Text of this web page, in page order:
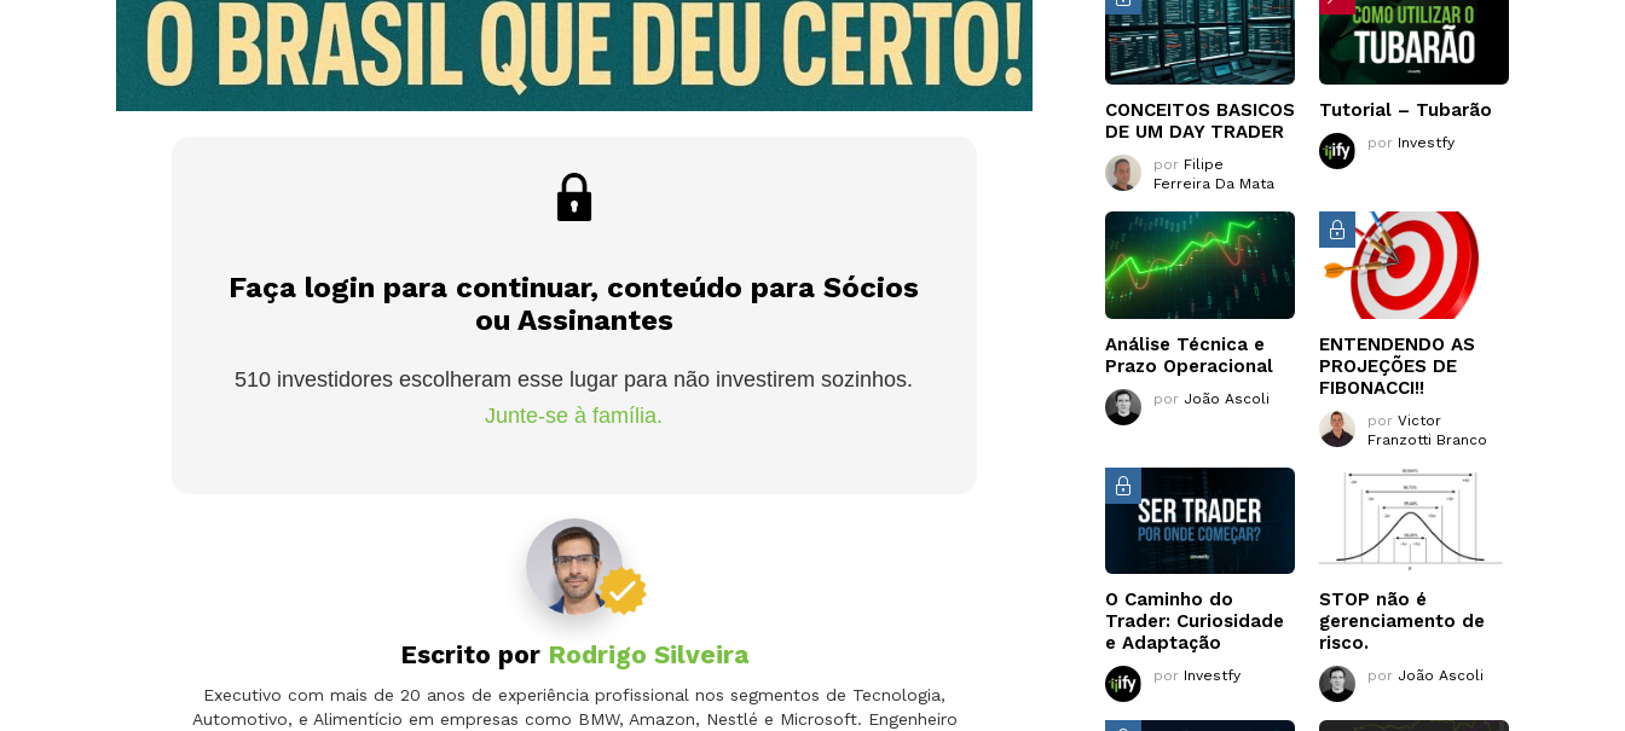
Faça login para continuar, conteúdo para Sócios
ou Assinantes
510 investidores escolheram esse lugar para não investirem sozinhos.
Junte-se à família.
Escrito por Rodrigo Silveira
Executivo com mais de 20 anos de experiência profissional nos segmentos de Tecnologia,
Automotivo, e Alimentício em empresas como BMW, Amazon, Nestlé e Microsoft. Engenheiro
CONCEITOS BASICOS
DE UM DAY TRADER
por Filipe
Ferreira Da Mata
Tutorial – Tubarão
por Investfy
Análise Técnica e
Prazo Operacional
por João Ascoli
ENTENDENDO AS
PROJEÇÕES DE
FIBONACCI!!
por Victor
Franzotti Branco
O Caminho do
Trader: Curiosidade
e Adaptação
por Investfy
STOP não é
gerenciamento de
risco.
por João Ascoli